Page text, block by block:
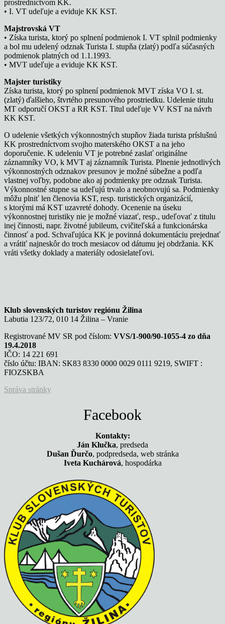
prostredníctvom KK.
• I. VT udeľuje a eviduje KK KST.
Majstrovská VT
• Získa turista, ktorý po splnení podmienok I. VT splnil podmienky
a bol mu udelený odznak Turista I. stupňa (zlatý) podľa súčasných
podmienok platných od 1.1.1993.
• MVT udeľuje a eviduje KK KST.
Majster turistiky
Získa turista, ktorý po splnení podmienok MVT získa VO I. st.
(zlatý) ďalšieho, štvrtého presunového prostriedku. Udelenie titulu
MT odporučí OKST a RR KST. Titul udeľuje VV KST na návrh
KK KST.
O udelenie všetkých výkonnostných stupňov žiada turista príslušnú
KK prostredníctvom svojho materského OKST a na jeho
doporučenie. K udeleniu VT je potrebné zaslať originálne
záznamníky VO, k MVT aj záznamník Turista. Plnenie jednotlivých
výkonnostných odznakov presunov je možné súbežne a podľa
vlastnej voľby, podobne ako aj podmienky pre odznak Turista.
Výkonnostné stupne sa udeľujú trvalo a neobnovujú sa. Podmienky
môžu plniť len členovia KST, resp. turistických organizácií,
s ktorými má KST uzavreté dohody. Ocenenie na úseku
výkonnostnej turistiky nie je možné viazať, resp., udeľovať z titulu
inej činnosti, napr. životné jubileum, cvičiteľská a funkcionárska
činnosť a pod. Schvaľujúca KK je povinná dokumentáciu prejednať
a vrátiť najneskôr do troch mesiacov od dátumu jej obdržania. KK
vráti všetky doklady a materiály odosielateľovi.
Klub slovenských turistov regiónu Žilina
Labutia 123/72, 010 14 Žilina – Vranie
Registrované MV SR pod číslom: VVS/1-900/90-1055-4 zo dňa
19.4.2018
IČO: 14 221 691
číslo účtu: IBAN: SK83 8330 0000 0029 0111 9219, SWIFT :
FIOZSKBA
Správa stránky
Facebook
Kontakty:
Ján Klučka, predseda
Dušan Ďurčo, podpredseda, web stránka
Iveta Kuchárová, hospodárka